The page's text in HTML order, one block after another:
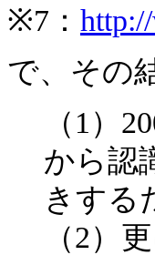
※7：
で、その
（1）
から認
きする
（2）